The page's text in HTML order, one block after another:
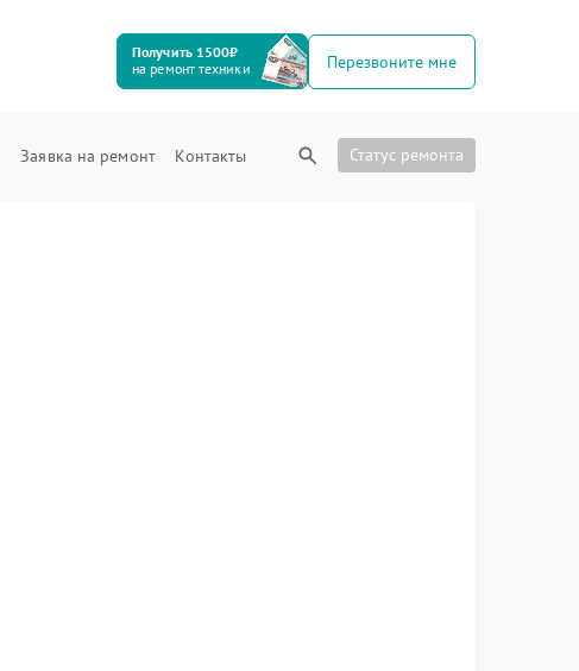
Получить 1500₽
на ремонт техники
Перезвоните мне
Заявка на ремонт Контакты Статус ремонта